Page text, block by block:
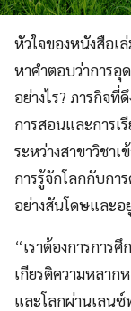
หัวใจของหนังสือเ
หาคำตอบว่าการอุ
อย่างไร? ภารกิจ
การสอนและการเ
ระหว่างสาขาวิชา
การรู้จักโลกกับกา
อย่างสันโดษและ
“เราต้องการกา
เกียรติความหลาก
และโลกผ่านเลน